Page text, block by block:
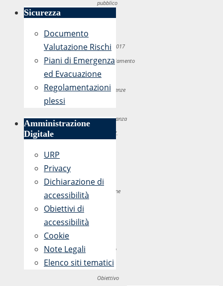
pubblico
3340
23/03/2017
“Potenziamento
delle
competenze
cittadinanza
globale”.
Istruzione
Europeo
(FSE).
Obiettivo
Sicurezza
Documento
Valutazione Rischi
Piani di Emergenza
ed Evacuazione
Regolamentazioni
plessi
Amministrazione
Digitale
URP
Privacy
Dichiarazione di
accessibilità
Obiettivi di
accessibilità
Cookie
Note Legali
Elenco siti tematici